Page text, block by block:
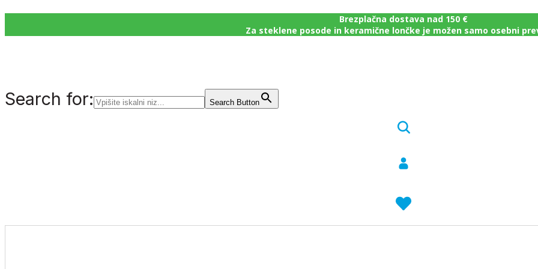
Brezplačna dostava nad 150 €
Za steklene posode in keramične lončke je možen samo osebni
Search for: Search Button